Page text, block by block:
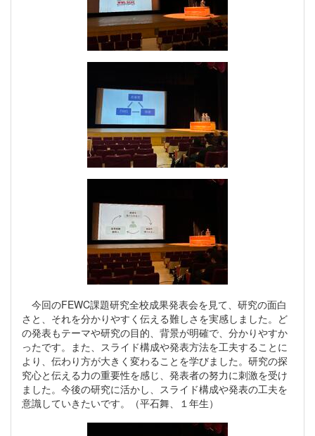
今回のFEWC課題研究全校成果発表会を見て、研究の面白
さと、それを分かりやすく伝える難しさを実感しました。ど
の発表もテーマや研究の目的、背景が明確で、分かりやすか
ったです。また、スライド構成や発表方法を工夫することに
より、伝わり方が大きく変わることを学びました。研究の探
究心と伝える力の重要性を感じ、発表者の努力に刺激を受け
ました。今後の研究に活かし、スライド構成や発表の工夫を
意識していきたいです。（平石舞、１年生）